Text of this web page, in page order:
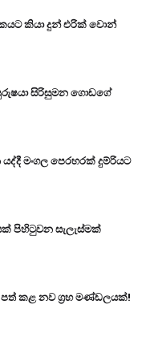
කියා දුන් එරික් වොන්
සිරිසුමන ගොඩගේ
මංගල පෙරහරක් දුම්රියට
පිහිටුවන සැලැස්මක්
පත් කළ නව ග්‍රහ මණ්ඩලයක්!